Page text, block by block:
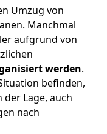
Umzug von
Manchmal
aufgrund von
werden.
befinden,
der Lage, auch
nach